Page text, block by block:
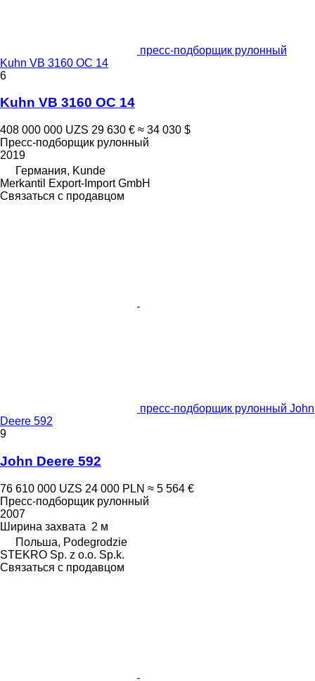
пресс-подборщик рулонный
Kuhn VB 3160 OC 14
6
Kuhn VB 3160 OC 14
408 000 000 UZS 29 630 € ≈ 34 030 $
Пресс-подборщик рулонный
2019
Германия, Kunde
Merkantil Export-Import GmbH
Связаться с продавцом
пресс-подборщик рулонный John
Deere 592
9
John Deere 592
76 610 000 UZS 24 000 PLN ≈ 5 564 €
Пресс-подборщик рулонный
2007
Ширина захвата 2 м
Польша, Podegrodzie
STEKRO Sp. z o.o. Sp.k.
Связаться с продавцом